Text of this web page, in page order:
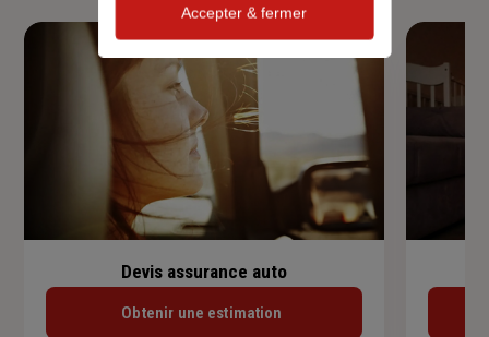
Devis assurance auto
Obtenir une estimation
Accepter & fermer